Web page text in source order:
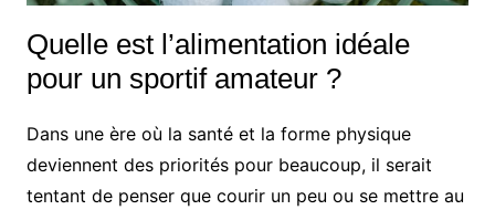
Quelle est l’alimentation idéale
pour un sportif amateur ?
Dans une ère où la santé et la forme physique
deviennent des priorités pour beaucoup, il serait
tentant de penser que courir un peu ou se mettre au